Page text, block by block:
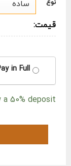
نوع
قیمت:
CHOOSE
YOUR
PAYMENT
OPTION
in Full
a50%deposit